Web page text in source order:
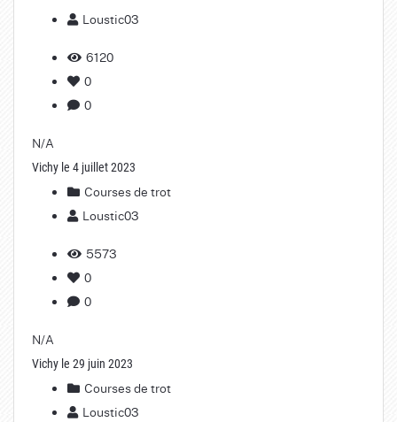
Loustic03
6120
0
0
N/A
Vichy le 4 juillet 2023
Courses de trot
Loustic03
5573
0
0
N/A
Vichy le 29 juin 2023
Courses de trot
Loustic03